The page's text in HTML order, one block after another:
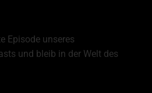
Episode unseres
und bleib in der Welt des